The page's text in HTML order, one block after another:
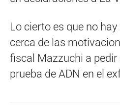
Lo cierto es que no
cerca de las
fiscal Mazzuchi a pedir
prueba de ADN en el